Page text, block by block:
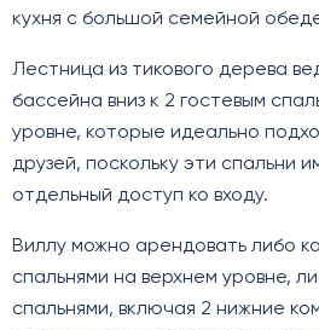
кухня с большой семейной
Лестница из тикового дерева
бассейна вниз к 2 гостевым
уровне, которые идеально
друзей, поскольку эти спальни
отдельный доступ ко входу.
Виллу можно арендовать либо
спальнями на верхнем уровне,
спальнями, включая 2 нижние